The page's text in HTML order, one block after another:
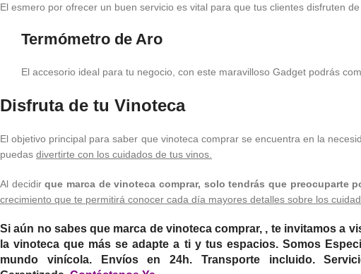
El esmero por ofrecer un buen servicio es vital para que tus clientes disfruten
Termómetro de Aro
El accesorio ideal para tu negocio, con este maravilloso Gadget podrás
Disfruta de tu Vinoteca
El objetivo principal para saber que vinoteca comprar se encuentra en la
puedas divertirte con los cuidados de tus vinos.
Al decidirque marca de vinoteca comprar, solo tendrás que preocuparte
crecimiento que te permitirá conocer cada día mayores detalles sobre los
Si aún no sabesque marca de vinoteca comprar, , te invitamos a
la vinoteca que más se adapte a ti y tus espacios. Somos
mundo vinícola. Envíos en 24h. Transporte incluido.